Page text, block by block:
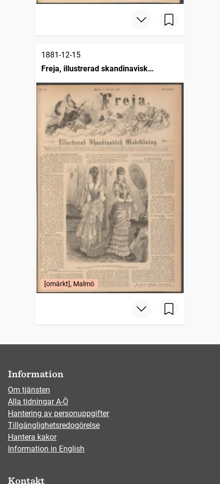
1881-12-15
Freja, illustrerad skandinavisk
modetidning
[omärkt], Malmö
Information
Om tjänsten
Alla tidningar A-Ö
Hantering av personuppgifter
Tillgänglighetsredogörelse
Hantera kakor
Information in English
Kontakt